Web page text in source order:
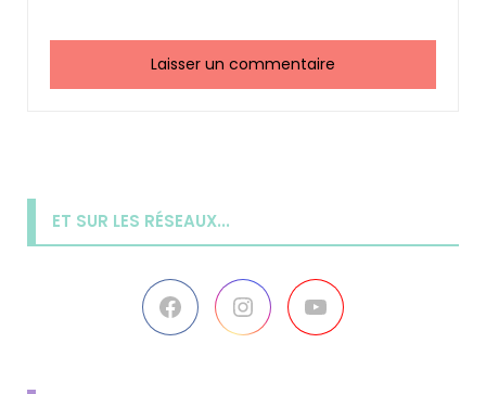
ET SUR LES RÉSEAUX...
FacebookInstagramYouTube